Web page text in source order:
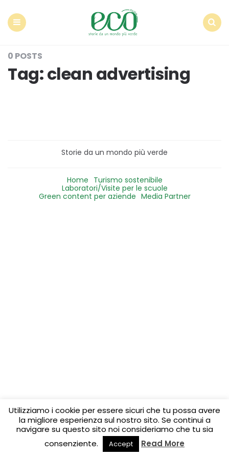
0 POSTS
Tag:clean advertising
Storie da un mondo più verde
Home Turismo sostenibile
Laboratori/Visite per le scuole
Green content per aziende Media Partner
Utilizziamo i cookie per essere sicuri che tu possa avere
la migliore esperienza sul nostro sito. Se continui a
navigare su questo sito noi consideriamo che tu sia
consenziente.
Accept Read More